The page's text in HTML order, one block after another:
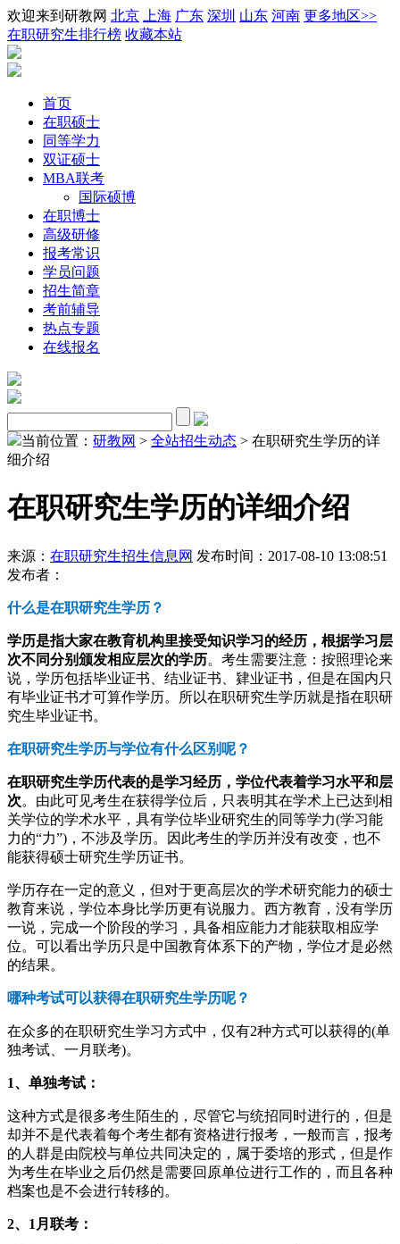
欢迎来到研教网 北京 上海 广东 深圳 山东 河南 更多地区>>
在职研究生排行榜 收藏本站
首页
在职硕士
同等学力
双证硕士
MBA联考
国际硕博
在职博士
高级研修
报考常识
学员问题
招生简章
考前辅导
热点专题
在线报名
当前位置： 研教网 > 全站招生动态 > 在职研究生学历的详
细介绍
在职研究生学历的详细介绍
来源： 在职研究生招生信息网 发布时间：2017-08-10 13:08:51
发布者：
什么是在职研究生学历？
学历是指大家在教育机构里接受知识学习的经历，根据学习层
次不同分别颁发相应层次的学历。考生需要注意：按照理论来
说，学历包括毕业证书、结业证书、肄业证书，但是在国内只
有毕业证书才可算作学历。所以在职研究生学历就是指在职研
究生毕业证书。
在职研究生学历与学位有什么区别呢？
在职研究生学历代表的是学习经历，学位代表着学习水平和层
次。由此可见考生在获得学位后，只表明其在学术上已达到相
关学位的学术水平，具有学位毕业研究生的同等学力(学习能
力的“力”)，不涉及学历。因此考生的学历并没有改变，也不
能获得硕士研究生学历证书。
学历存在一定的意义，但对于更高层次的学术研究能力的硕士
教育来说，学位本身比学历更有说服力。西方教育，没有学历
一说，完成一个阶段的学习，具备相应能力才能获取相应学
位。可以看出学历只是中国教育体系下的产物，学位才是必然
的结果。
哪种考试可以获得在职研究生学历呢？
在众多的在职研究生学习方式中，仅有2种方式可以获得的(单
独考试、一月联考)。
1、单独考试：
这种方式是很多考生陌生的，尽管它与统招同时进行的，但是
却并不是代表着每个考生都有资格进行报考，一般而言，报考
的人群是由院校与单位共同决定的，属于委培的形式，但是作
为考生在毕业之后仍然是需要回原单位进行工作的，而且各种
档案也是不会进行转移的。
2、1月联考：